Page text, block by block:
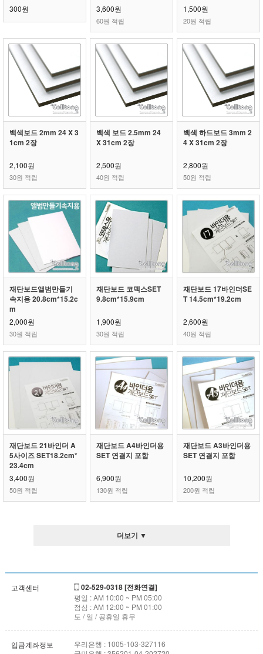
300원 3,600원
60원 적립
1,500원
20원 적립
백색보드 2mm 24 X 3
1cm 2장
2,100원
30원 적립
백색 보드 2.5mm 24
X 31cm 2장
2,500원
40원 적립
백색 하드보드 3mm 2
4 X 31cm 2장
2,800원
50원 적립
재단보드앨범만들기
속지용 20.8cm*15.2c
m
2,000원
30원 적립
재단보드 코덱스SET
9.8cm*15.9cm
1,900원
30원 적립
재단보드 17바인더SE
T 14.5cm*19.2cm
2,600원
40원 적립
재단보드 21바인더 A
5사이즈 SET18.2cm*
23.4cm
3,400원
50원 적립
재단보드 A4바인더용
SET 연결지 포함
6,900원
130원 적립
재단보드 A3바인더용
SET 연결지 포함
10,200원
200원 적립
더보기 ▼
고객센터 02-529-0318 [전화연결]
평일 : AM 10:00 ~ PM 05:00
점심 : AM 12:00 ~ PM 01:00
토 / 일 / 공휴일 휴무
입금계좌정보
우리은행 : 1005-103-327116